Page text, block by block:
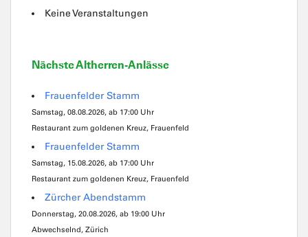
Keine Veranstaltungen
Nächste Altherren-Anlässe
Frauenfelder Stamm
Samstag, 08.08.2026, ab 17:00 Uhr
Restaurant zum goldenen Kreuz, Frauenfeld
Frauenfelder Stamm
Samstag, 15.08.2026, ab 17:00 Uhr
Restaurant zum goldenen Kreuz, Frauenfeld
Zürcher Abendstamm
Donnerstag, 20.08.2026, ab 19:00 Uhr
Abwechselnd, Zürich